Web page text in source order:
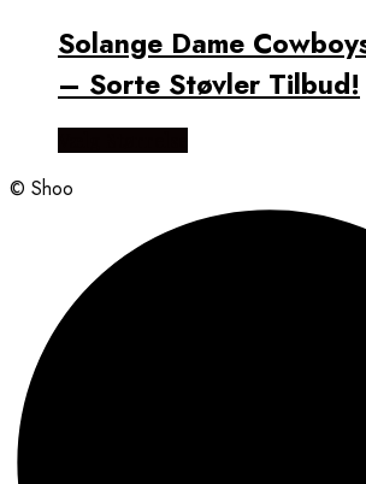
Solange Dame
– Sorte Støvler Tilbud!
© Shoo